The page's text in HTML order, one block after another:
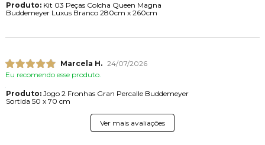
Produto:Kit 03 Peças Colcha Queen Magna
Buddemeyer Luxus Branco 280cm x 260cm
Marcela H. 24/07/2026
Eu recomendo esse produto.
Produto:Jogo 2 Fronhas Gran Percalle Buddemeyer
Sortida 50 x 70 cm
Ver mais avaliações